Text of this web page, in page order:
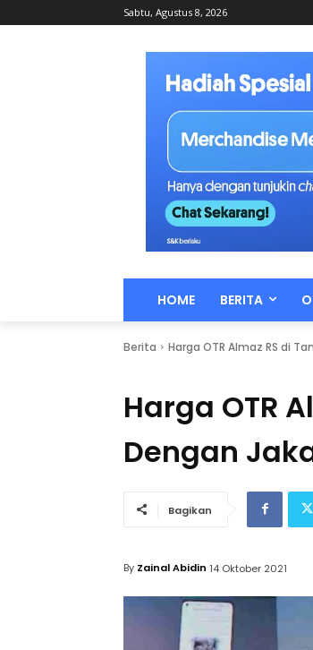
Sabtu, Agustus 8, 2026
HOME BERITA
Berita Harga OTR Almaz RS di
Harga OTR
Dengan
Bagikan
By Zainal Abidin 14 Oktober 2021